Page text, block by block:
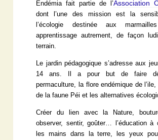
Endémia fait partie de l’Association
dont l’une des mission est la
l’écologie destinée aux
apprentissage autrement, de façon
terrain.
Le jardin pédagogique s’adresse aux
14 ans. Il a pour but de faire
permaculture, la flore endémique de
de la faune Péi et les alternatives
Créer du lien avec la Nature,
observer, sentir, goûter… l’éducation à
les mains dans la terre, les yeux